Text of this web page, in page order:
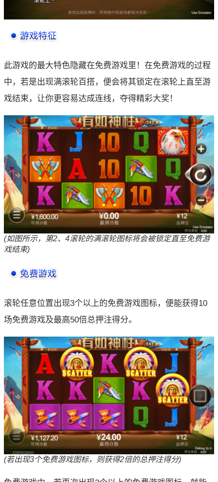
此游戏的最大特色隐藏在免费游戏里！在免费游戏的过程
中，若是出现满滚轮百搭，便会将其锁定在滚轮上直至游
戏结束，让你更容易达成连线，夺得精彩大奖！
(如图所示，第2、4滚轮的满滚轮图标将会被锁定直至免费游
戏结束)
滚轮任意位置出现3个以上的免费游戏图标，便能获得10
场免费游戏及最高50倍总押注得分。
(若出现3个免费游戏图标，则获得2倍的总押注得分)